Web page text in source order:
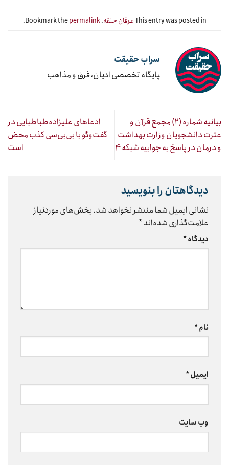
This entry was posted inعرفان حلقه. Bookmark the
permalink
.
سراب حقیقت
‍پایگاه تخصصی ادیان، فرق و مذاهب
بیانیه شماره (۲) مجمع قرآن و
عترت دانشجویان وزارت بهداشت
و درمان در پاسخ به جوابیه شبکه ۴
ادعاهای علیزاده‌طباطبایی در
گفت‌وگو با بی‌بی‌سی کذب محض
است
دیدگاهتان را بنویسید
نشانی ایمیل شما منتشر نخواهد شد.بخش‌های موردنیاز
علامت‌گذاری شده‌اند*
دیدگاه*
نام*
ایمیل*
وب‌ سایت